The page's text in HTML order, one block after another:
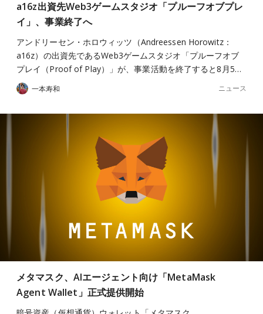
a16z出資先Web3ゲームスタジオ「プルーフオブプレ
イ」、事業終了へ
アンドリーセン・ホロウィッツ（Andreessen Horowitz：
a16z）の出資先であるWeb3ゲームスタジオ「プルーフオブ
プレイ（Proof of Play）」が、事業活動を終了すると8月5…
一本寿和 ニュース
メタマスク、AIエージェント向け「MetaMask
Agent Wallet」正式提供開始